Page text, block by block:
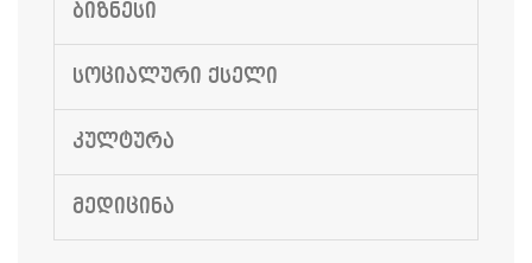
ᲑᲘᲖᲜᲔᲡᲘ
ᲡᲝᲪᲘᲐᲚᲣᲠᲘ ᲥᲡᲔᲚᲘ
ᲙᲣᲚᲢᲣᲠᲐ
ᲛᲔᲓᲘᲪᲘᲜᲐ